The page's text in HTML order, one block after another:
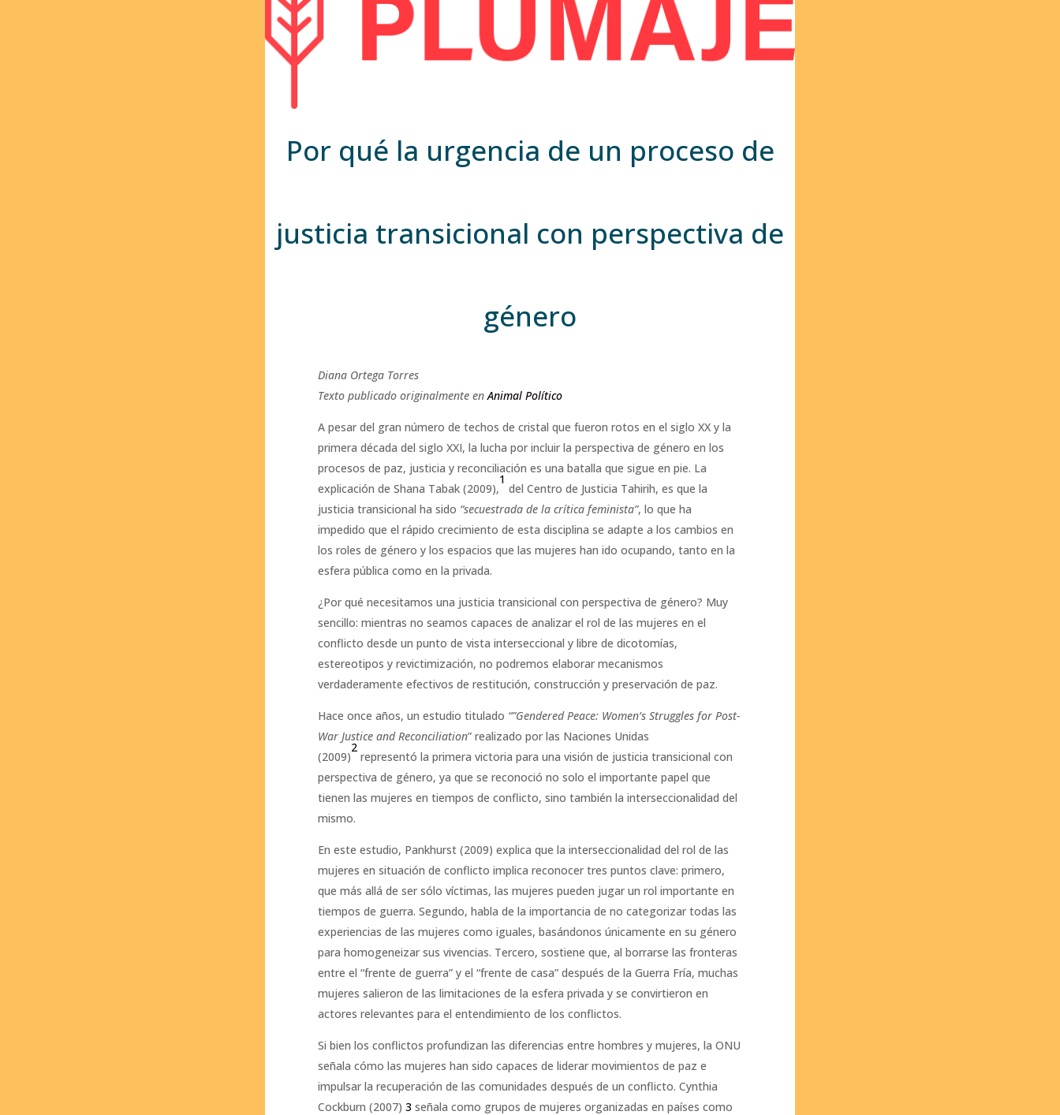
Por qué la urgencia de un proceso de
justicia transicional con perspectiva de
género
Diana Ortega Torres
Texto publicado originalmente enAnimal Político
A pesar del gran número de techos de cristal que fueron rotos en el siglo XX y la
primera década del siglo XXI, la lucha por incluir la perspectiva de género en los
procesos de paz, justicia y reconciliación es una batalla que sigue en pie. La
explicación de Shana Tabak (2009),
1
del Centro de Justicia Tahirih, es que la
justicia transicional ha sido “secuestrada de la crítica feminista”, lo que ha
impedido que el rápido crecimiento de esta disciplina se adapte a los cambios en
los roles de género y los espacios que las mujeres han ido ocupando, tanto en la
esfera pública como en la privada.
¿Por qué necesitamos una justicia transicional con perspectiva de género? Muy
sencillo: mientras no seamos capaces de analizar el rol de las mujeres en el
conflicto desde un punto de vista interseccional y libre de dicotomías,
estereotipos y revictimización, no podremos elaborar mecanismos
verdaderamente efectivos de restitución, construcción y preservación de paz.
Hace once años, un estudio titulado “”Gendered Peace: Women’s Struggles for Post-
War Justice and Reconciliation” realizado por las Naciones Unidas
(2009)
2
representó la primera victoria para una visión de justicia transicional con
perspectiva de género, ya que se reconoció no solo el importante papel que
tienen las mujeres en tiempos de conflicto, sino también la interseccionalidad del
mismo.
En este estudio, Pankhurst (2009) explica que la interseccionalidad del rol de las
mujeres en situación de conflicto implica reconocer tres puntos clave: primero,
que más allá de ser sólo víctimas, las mujeres pueden jugar un rol importante en
tiempos de guerra. Segundo, habla de la importancia de no categorizar todas las
experiencias de las mujeres como iguales, basándonos únicamente en su género
para homogeneizar sus vivencias. Tercero, sostiene que, al borrarse las fronteras
entre el “frente de guerra” y el “frente de casa” después de la Guerra Fría, muchas
mujeres salieron de las limitaciones de la esfera privada y se convirtieron en
actores relevantes para el entendimiento de los conflictos.
Si bien los conflictos profundizan las diferencias entre hombres y mujeres, la ONU
señala cómo las mujeres han sido capaces de liderar movimientos de paz e
impulsar la recuperación de las comunidades después de un conflicto. Cynthia
Cockburn (2007)3 señala como grupos de mujeres organizadas en países como